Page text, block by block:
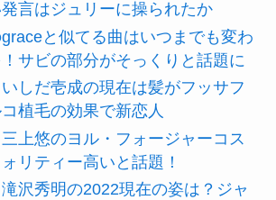
言はジュリーに操られたか
と似てる曲はいつまでも変わ
サビの部分がそっくりと話題に
いしだ壱成の現在は髪がフッサフ
植毛の効果で新恋人
三上悠のヨル・フォージャーコス
リティー高いと話題！
滝沢秀明の2022現在の姿は？ジャ